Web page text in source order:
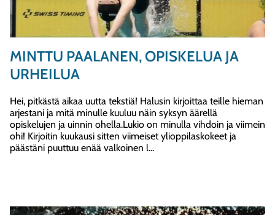
MINTTU PAALANEN, OPISKELUA JA
URHEILUA
Hei, pitkästä aikaa uutta tekstiä! Halusin kirjoittaa teille hieman
arjestani ja mitä minulle kuuluu näin syksyn äärellä
opiskelujen ja uinnin ohella.Lukio on minulla vihdoin ja viimein
ohi! Kirjoitin kuukausi sitten viimeiset ylioppilaskokeet ja
päästäni puuttuu enää valkoinen l...